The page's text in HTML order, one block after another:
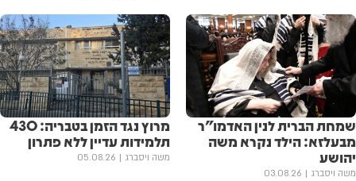
שמחת הברית לנין האדמו"ר
מבעלזא: הילד נקרא משה
יהושע
משה ויסברג 03.08.26
מרוץ נגד הזמן בטבריה: 430
תלמידות עדיין ללא פתרון
משה ויסברג 05.08.26